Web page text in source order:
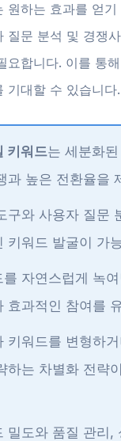
원하는 효과를 얻
질문 분석 및 경쟁
요합니다. 이를 통
기대할 수 있습니다.
키워드는 세분화
과 높은 전환율을
구와 사용자 질문
키워드 발굴이 가
를 자연스럽게 녹
효과적인 참여를
키워드를 변형하
하는 차별화 전략
밀도와 품질 관리,